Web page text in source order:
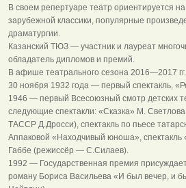
В своем репертуаре театр ориентируется
зарубежной классики, популярные
драматургии.
Казанский ТЮЗ — участник и лауреат
обладатель дипломов и премий.
В афише театрального сезона 2016—2017
30 ноября 1932 года — первый спектакль,
1946 — первый Всесоюзный смотр детских
следующие спектакли: «Сказка» М.
ТАССР Д.Дросси), спектакль по пьесе
Аппаковой «Находчивый юноша»,
Габбе (режиссёр — С.Силаев).
1992 — Государственная премия
роману Бориса Васильева «И был вечер, и